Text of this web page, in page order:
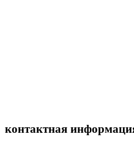
контактная